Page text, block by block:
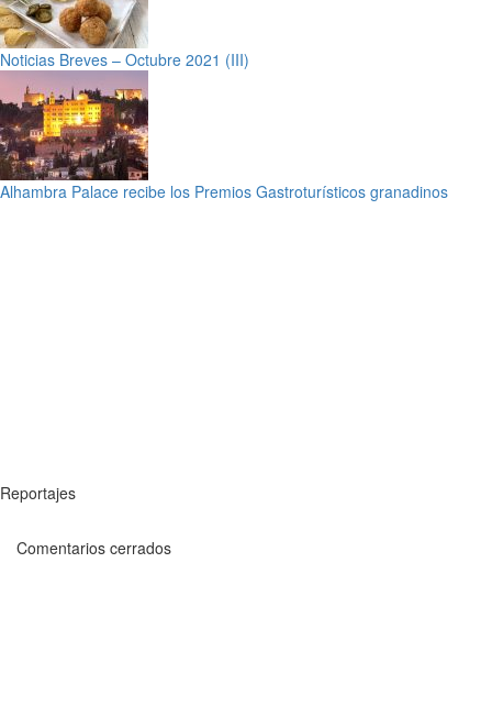
Noticias Breves – Octubre 2021 (III)
Alhambra Palace recibe los Premios Gastroturísticos granadinos
Reportajes
Comentarios cerrados